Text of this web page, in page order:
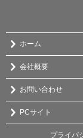
ホーム
会社概要
お問い合わせ
PCサイト
プライバ